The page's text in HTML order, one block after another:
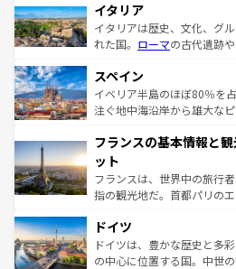
イタリア
イタリアは歴史、文化、グ
れた国。 ローマの古代遺跡
ろん、トスカーナの美しい
景など、自然景観も見逃せ
ピザやパスタなど、絶品の
ませてくれるイタリアで、
なお、新着のイタリア情報は
しい。
スペイン
イベリア半島のほぼ80％を
注ぐ地中海沿岸から雄大な
文化が根付くこの国では、
れる闘牛、そして美味しい
る。首都マドリードの洗練
アートに溢れた街角から、
せる。地方によって風土や
性
ンテンツ一覧を参照してほ
フランスの基本情報と
ット
フランスは、世界中の旅行
指の観光地だ。首都パリの
で、幅広い魅力が詰まって
聖堂、美しいビーチ、そし
から魅了する。また、フラ
ドイツ
ドイツは、豊かな歴史と多
の中心に位置する国。中世